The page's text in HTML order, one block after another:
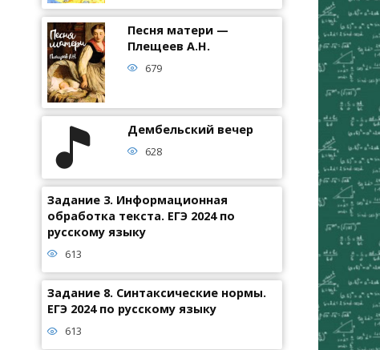
Песня матери —
Плещеев А.Н.
679
Дембельский вечер
628
Задание 3. Информационная
обработка текста. ЕГЭ 2024 по
русскому языку
613
Задание 8. Синтаксические нормы.
ЕГЭ 2024 по русскому языку
613